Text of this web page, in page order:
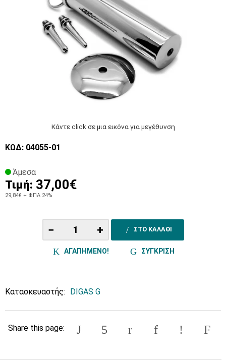
Κάντε click σε μια εικόνα για μεγέθυνση
ΚΩΔ: 04055-01
Άμεσα
Τιμή: 37,00€
29,84€ + ΦΠΑ 24%
− + ΣΤΟ ΚΑΛΑΘΙ
ΑΓΑΠΗΜΕΝΟ! ΣΥΓΚΡΙΣΗ
Κατασκευαστής: DIGAS G
Share this page: